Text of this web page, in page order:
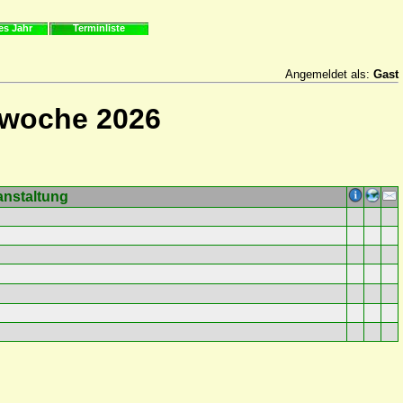
Jahr Terminliste
Angemeldet als: Gast
2026